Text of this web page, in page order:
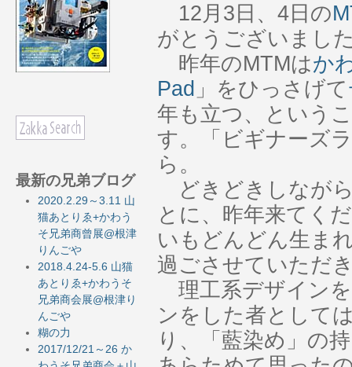
最新の兄弟ブログ
2020.2.29～3.11 山
猫あとりゑ+かわう
そ兄弟商曾展@根津
りんごや
2018.4.24-5.6 山猫
あとりゑ+かわうそ
兄弟商会展@根津り
んごや
糊の力
2017/12/21～26 か
12月3日、4日の
がとうございまし
昨年のMTMはか
Pad 」をひっさげて
年も立つ、という
す。「ビギナーズ
ら。
どきどきしなが
とに、昨年来てく
いもどんどん生ま
過ごさせていただ
理工系デザイン
ンをした者として
り、「藍染め」の